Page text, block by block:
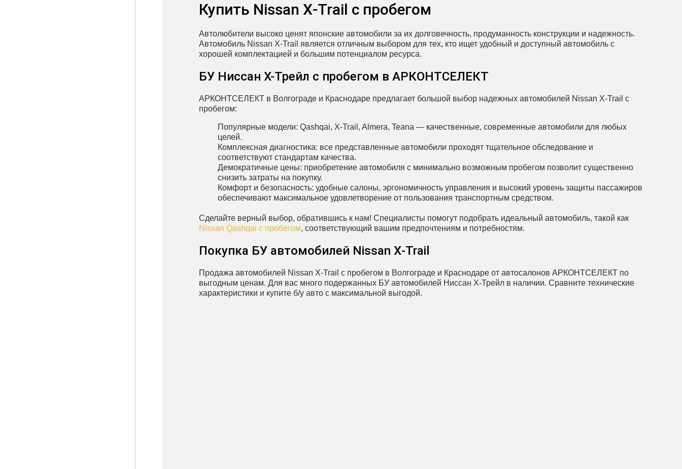
Купить Nissan X‑Trail с пробегом
Автолюбители высоко ценят японские автомобили за их долговечность, продуманность конструкции и надежность.
Автомобиль Nissan X‑Trail является отличным выбором для тех, кто ищет удобный и доступный автомобиль с
хорошей комплектацией и большим потенциалом ресурса.
БУ Ниссан X-Трейл с пробегом в АРКОНТСЕЛЕКТ
АРКОНТСЕЛЕКТ в Волгограде и Краснодаре предлагает большой выбор надежных автомобилей Nissan X‑Trail с
пробегом:
Популярные модели: Qashqai, X-Trail, Almera, Teana — качественные, современные автомобили для любых
целей.
Комплексная диагностика: все представленные автомобили проходят тщательное обследование и
соответствуют стандартам качества.
Демократичные цены: приобретение автомобиля с минимально возможным пробегом позволит существенно
снизить затраты на покупку.
Комфорт и безопасность: удобные салоны, эргономичность управления и высокий уровень защиты пассажиров
обеспечивают максимальное удовлетворение от пользования транспортным средством.
Сделайте верный выбор, обратившись к нам! Специалисты помогут подобрать идеальный автомобиль, такой как
Nissan Qashqai с пробегом, соответствующий вашим предпочтениям и потребностям.
Покупка БУ автомобилей Nissan X‑Trail
Продажа автомобилей Nissan X‑Trail с пробегом в Волгограде и Краснодаре от автосалонов АРКОНТСЕЛЕКТ по
выгодным ценам. Для вас много подержанных БУ автомобилей Ниссан X-Трейл в наличии. Сравните технические
характеристики и купите б/у авто с максимальной выгодой.